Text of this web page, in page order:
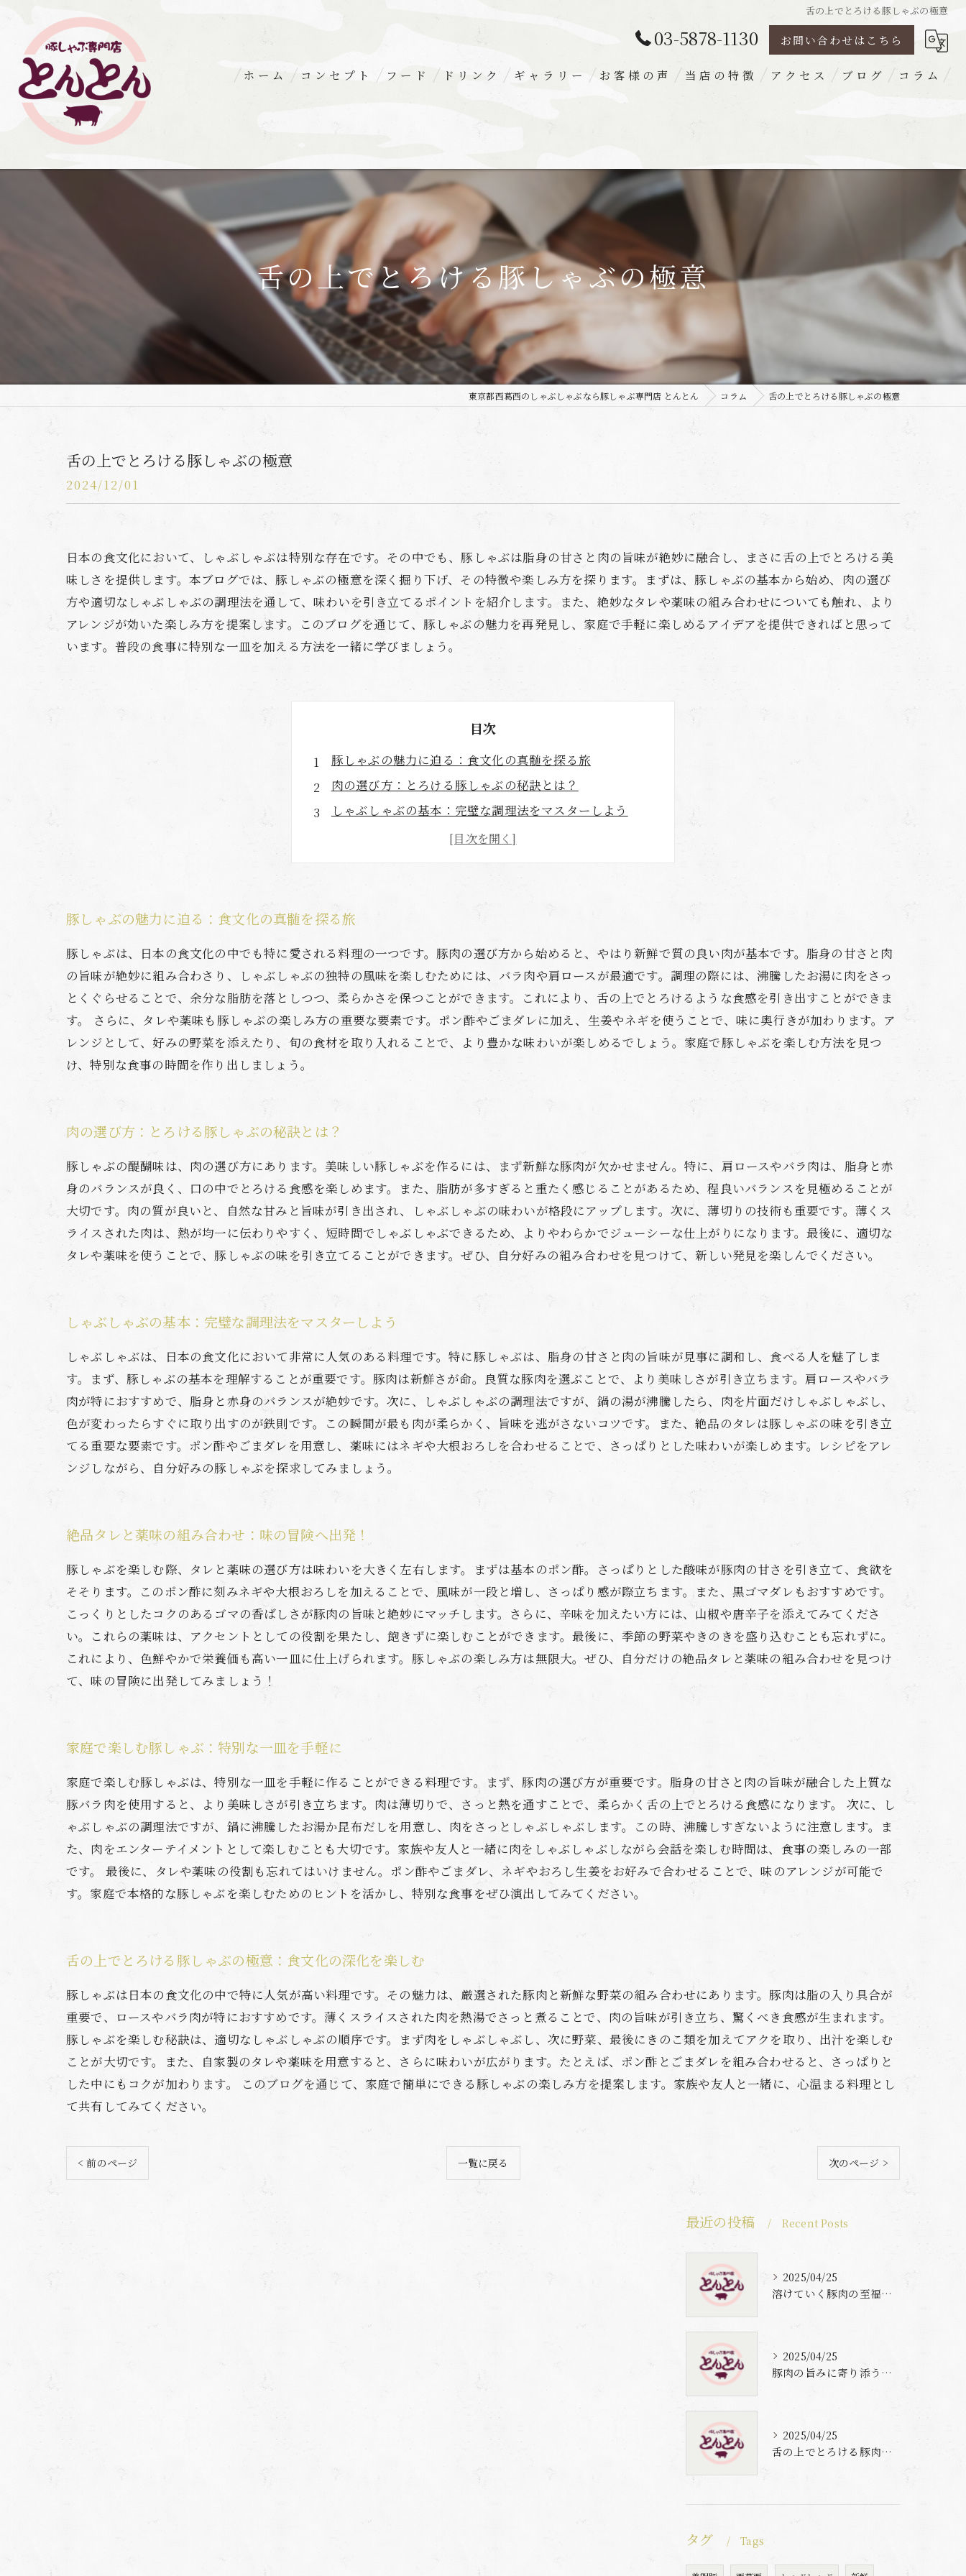
舌の上でとろける豚しゃぶの極意
03-5878-1130 お問い合わせはこちら
ホーム コンセプト フード ドリンク ギャラリー お客様の声 当店の特徴
豚肉
宴会
梅出汁
アクセス ブログ コラム
舌の上でとろける豚しゃぶの極意
東京都西葛西のしゃぶしゃぶなら豚しゃぶ専門店 とんとん コラム 舌の上でとろける豚しゃぶの極意
舌の上でとろける豚しゃぶの極意
2024/12/01
日本の食文化において、しゃぶしゃぶは特別な存在です。その中でも、豚しゃぶは脂身の甘さと肉の旨味が絶妙に融合し、まさに舌の上でとろける美
味しさを提供します。本ブログでは、豚しゃぶの極意を深く掘り下げ、その特徴や楽しみ方を探ります。まずは、豚しゃぶの基本から始め、肉の選び
方や適切なしゃぶしゃぶの調理法を通して、味わいを引き立てるポイントを紹介します。また、絶妙なタレや薬味の組み合わせについても触れ、より
アレンジが効いた楽しみ方を提案します。このブログを通じて、豚しゃぶの魅力を再発見し、家庭で手軽に楽しめるアイデアを提供できればと思って
います。普段の食事に特別な一皿を加える方法を一緒に学びましょう。
目次
豚しゃぶの魅力に迫る：食文化の真髄を探る旅
肉の選び方：とろける豚しゃぶの秘訣とは？
しゃぶしゃぶの基本：完璧な調理法をマスターしよう
絶品タレと薬味の組み合わせ：味の冒険へ出発！
豚しゃぶの魅力に迫る：食文化の真髄を探る旅
豚しゃぶは、日本の食文化の中でも特に愛される料理の一つです。豚肉の選び方から始めると、やはり新鮮で質の良い肉が基本です。脂身の甘さと肉
の旨味が絶妙に組み合わさり、しゃぶしゃぶの独特の風味を楽しむためには、バラ肉や肩ロースが最適です。調理の際には、沸騰したお湯に肉をさっ
とくぐらせることで、余分な脂肪を落としつつ、柔らかさを保つことができます。これにより、舌の上でとろけるような食感を引き出すことができま
す。 さらに、タレや薬味も豚しゃぶの楽しみ方の重要な要素です。ポン酢やごまダレに加え、生姜やネギを使うことで、味に奥行きが加わります。ア
レンジとして、好みの野菜を添えたり、旬の食材を取り入れることで、より豊かな味わいが楽しめるでしょう。家庭で豚しゃぶを楽しむ方法を見つ
け、特別な食事の時間を作り出しましょう。
肉の選び方：とろける豚しゃぶの秘訣とは？
豚しゃぶの醍醐味は、肉の選び方にあります。美味しい豚しゃぶを作るには、まず新鮮な豚肉が欠かせません。特に、肩ロースやバラ肉は、脂身と赤
身のバランスが良く、口の中でとろける食感を楽しめます。また、脂肪が多すぎると重たく感じることがあるため、程良いバランスを見極めることが
大切です。肉の質が良いと、自然な甘みと旨味が引き出され、しゃぶしゃぶの味わいが格段にアップします。次に、薄切りの技術も重要です。薄くス
ライスされた肉は、熱が均一に伝わりやすく、短時間でしゃぶしゃぶできるため、よりやわらかでジューシーな仕上がりになります。最後に、適切な
タレや薬味を使うことで、豚しゃぶの味を引き立てることができます。ぜひ、自分好みの組み合わせを見つけて、新しい発見を楽しんでください。
しゃぶしゃぶの基本：完璧な調理法をマスターしよう
しゃぶしゃぶは、日本の食文化において非常に人気のある料理です。特に豚しゃぶは、脂身の甘さと肉の旨味が見事に調和し、食べる人を魅了しま
す。まず、豚しゃぶの基本を理解することが重要です。豚肉は新鮮さが命。良質な豚肉を選ぶことで、より美味しさが引き立ちます。肩ロースやバラ
肉が特におすすめで、脂身と赤身のバランスが絶妙です。次に、しゃぶしゃぶの調理法ですが、鍋の湯が沸騰したら、肉を片面だけしゃぶしゃぶし、
色が変わったらすぐに取り出すのが鉄則です。この瞬間が最も肉が柔らかく、旨味を逃がさないコツです。また、絶品のタレは豚しゃぶの味を引き立
てる重要な要素です。ポン酢やごまダレを用意し、薬味にはネギや大根おろしを合わせることで、さっぱりとした味わいが楽しめます。レシピをアレ
ンジしながら、自分好みの豚しゃぶを探求してみましょう。
絶品タレと薬味の組み合わせ：味の冒険へ出発！
豚しゃぶを楽しむ際、タレと薬味の選び方は味わいを大きく左右します。まずは基本のポン酢。さっぱりとした酸味が豚肉の甘さを引き立て、食欲を
そそります。このポン酢に刻みネギや大根おろしを加えることで、風味が一段と増し、さっぱり感が際立ちます。また、黒ゴマダレもおすすめです。
こっくりとしたコクのあるゴマの香ばしさが豚肉の旨味と絶妙にマッチします。さらに、辛味を加えたい方には、山椒や唐辛子を添えてみてくださ
い。これらの薬味は、アクセントとしての役割を果たし、飽きずに楽しむことができます。最後に、季節の野菜やきのきを盛り込むことも忘れずに。
これにより、色鮮やかで栄養価も高い一皿に仕上げられます。豚しゃぶの楽しみ方は無限大。ぜひ、自分だけの絶品タレと薬味の組み合わせを見つけ
て、味の冒険に出発してみましょう！
家庭で楽しむ豚しゃぶ：特別な一皿を手軽に
家庭で楽しむ豚しゃぶは、特別な一皿を手軽に作ることができる料理です。まず、豚肉の選び方が重要です。脂身の甘さと肉の旨味が融合した上質な
豚バラ肉を使用すると、より美味しさが引き立ちます。肉は薄切りで、さっと熱を通すことで、柔らかく舌の上でとろける食感になります。 次に、し
ゃぶしゃぶの調理法ですが、鍋に沸騰したお湯か昆布だしを用意し、肉をさっとしゃぶしゃぶします。この時、沸騰しすぎないように注意します。ま
た、肉をエンターテイメントとして楽しむことも大切です。家族や友人と一緒に肉をしゃぶしゃぶしながら会話を楽しむ時間は、食事の楽しみの一部
です。 最後に、タレや薬味の役割も忘れてはいけません。ポン酢やごまダレ、ネギやおろし生姜をお好みで合わせることで、味のアレンジが可能で
す。家庭で本格的な豚しゃぶを楽しむためのヒントを活かし、特別な食事をぜひ演出してみてください。
舌の上でとろける豚しゃぶの極意：食文化の深化を楽しむ
豚しゃぶは日本の食文化の中で特に人気が高い料理です。その魅力は、厳選された豚肉と新鮮な野菜の組み合わせにあります。豚肉は脂の入り具合が
重要で、ロースやバラ肉が特におすすめです。薄くスライスされた肉を熱湯でさっと煮ることで、肉の旨味が引き立ち、驚くべき食感が生まれます。
豚しゃぶを楽しむ秘訣は、適切なしゃぶしゃぶの順序です。まず肉をしゃぶしゃぶし、次に野菜、最後にきのこ類を加えてアクを取り、出汁を楽しむ
ことが大切です。また、自家製のタレや薬味を用意すると、さらに味わいが広がります。たとえば、ポン酢とごまダレを組み合わせると、さっぱりと
した中にもコクが加わります。 このブログを通じて、家庭で簡単にできる豚しゃぶの楽しみ方を提案します。家族や友人と一緒に、心温まる料理とし
て共有してみてください。
< 前のページ 一覧に戻る 次のページ >
最近の投稿 Recent Posts
2025/04/25
溶けていく豚肉の至福体験
2025/04/25
豚肉の旨みに寄り添う自家製梅出汁の魅力
2025/04/25
舌の上でとろける豚肉と自家製梅出汁の魅力
タグ Tags